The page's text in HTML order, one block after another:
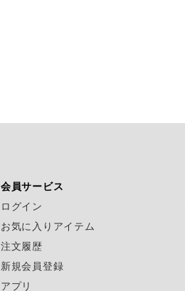
会員サービス
ログイン
お気に入りアイテム
注文履歴
新規会員登録
アプリ